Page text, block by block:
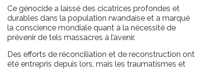
Ce génocide a laissé des cicatrices profondes et
durables dans la population rwandaise et a marqué
la conscience mondiale quant à la nécessité de
prévenir de tels massacres à l’avenir.
Des efforts de réconciliation et de reconstruction ont
été entrepris depuis lors, mais les traumatismes et